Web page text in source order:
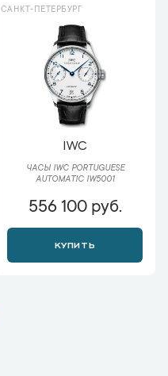
САНКТ-ПЕТЕРБУРГ
IWC
ЧАСЫ IWC PORTUGUESE
AUTOMATIC IW5001
556 100 руб.
КУПИТЬ